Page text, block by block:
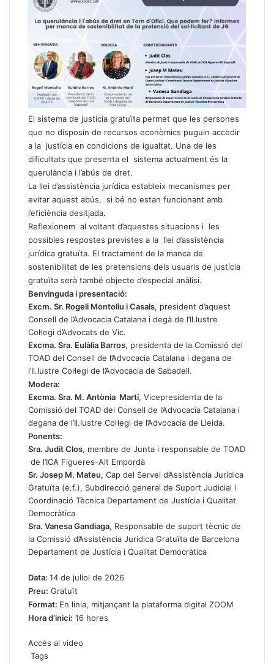
El sistema de justícia gratuïta permet que les persones
que no disposin de recursos econòmics puguin accedir
a la justícia en condicions de igualtat. Una de les
dificultats que presenta el sistema actualment és la
querulància i l’abús de dret.
La llei d’assistència jurídica estableix mecanismes per
evitar aquest abús, si bé no estan funcionant amb
l’eficiència desitjada.
Reflexionem al voltant d’aquestes situacions i les
possibles respostes previstes a la llei d’assistència
jurídica gratuïta. El tractament de la manca de
sostenibilitat de les pretensions dels usuaris de justícia
gratuïta serà també objecte d’especial anàlisi.
Benvinguda i presentació:
Excm. Sr. Rogeli Montoliu i Casals, president d’aquest
Consell de l’Advocacia Catalana i degà de l’Il.lustre
Col·legi d’Advocats de Vic.
Excma. Sra. Eulàlia Barros, presidenta de la Comissió del
TOAD del Consell de l’Advocacia Catalana i degana de
l’Il.lustre Col·legi de l’Advocacia de Sabadell.
Modera:
Excma. Sra. M. Antònia Martí, Vicepresidenta de la
Comissió del TOAD del Consell de l’Advocacia Catalana i
degana de l’Il.lustre Col·legi de l’Advocacia de Lleida.
Ponents:
Sra. Judit Clos, membre de Junta i responsable de TOAD
de l’ICA Figueres-Alt Empordà
Sr. Josep M. Mateu, Cap del Servei d’Assistència Jurídica
Gratuïta (e.f.), Subdirecció general de Suport Judicial i
Coordinació Tècnica Departament de Justícia i Qualitat
Democràtica
Sra. Vanesa Gandiaga, Responsable de suport tècnic de
la Comissió d’Assistència Jurídica Gratuïta de Barcelona
Departament de Justícia i Qualitat Democràtica
Data: 14 de juliol de 2026
Preu: Gratuït
Format: En línia, mitjançant la plataforma digital ZOOM
Hora d’inici: 16 hores
Accés al vídeo
Tags